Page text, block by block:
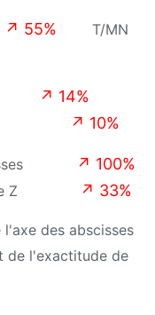
↗ 55%
T/MN
↗ 14%
↗ 10%
↗ 100%
de Z ↗ 33%
des abscisses
de l'exactitude de